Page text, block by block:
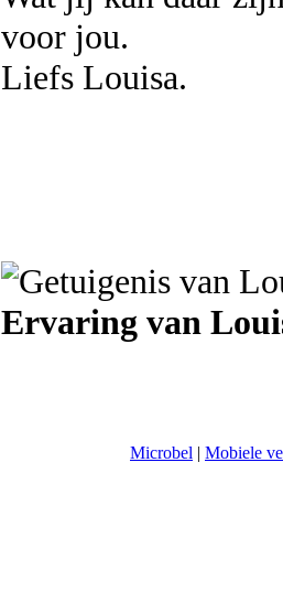
voor jou.
Liefs Louisa.
Ervaring van
Microbel | Mobiele